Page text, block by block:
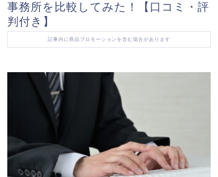
事務所を比較してみた！【口コミ・評
判付き】
記事内に商品プロモーションを含む場合があります